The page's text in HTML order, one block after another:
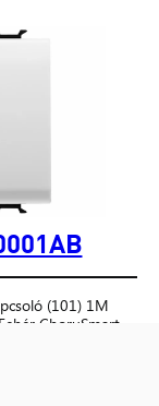
(101) 1M
ChoruSmart